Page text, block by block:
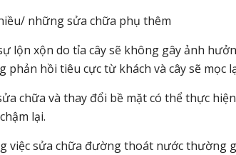
những sửa chữa phụ thêm
lộn xộn do tỉa cây sẽ không gây ảnh
phản hồi tiêu cực từ khách và cây sẽ mọc
chữa và thay đổi bề mặt có thể thực
lại.
việc sửa chữa đường thoát nước thường